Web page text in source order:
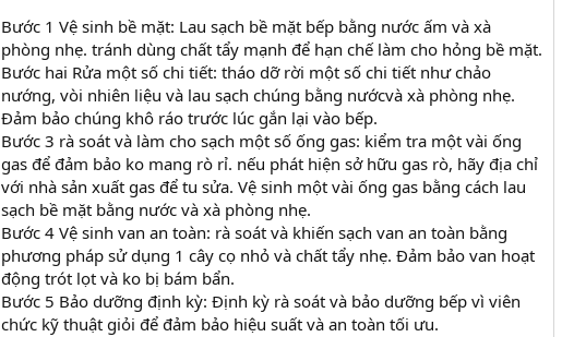
Bước 1 Vệ sinh bề mặt: Lau sạch bề mặt bếp bằng nước ấm và xà
phòng nhẹ. tránh dùng chất tẩy mạnh để hạn chế làm cho hỏng bề mặt.
Bước hai Rửa một số chi tiết: tháo dỡ rời một số chi tiết như chảo
nướng, vòi nhiên liệu và lau sạch chúng bằng nướcvà xà phòng nhẹ.
Đảm bảo chúng khô ráo trước lúc gắn lại vào bếp.
Bước 3 rà soát và làm cho sạch một số ống gas: kiểm tra một vài ống
gas để đảm bảo ko mang rò rỉ. nếu phát hiện sở hữu gas rò, hãy địa chỉ
với nhà sản xuất gas để tu sửa. Vệ sinh một vài ống gas bằng cách lau
sạch bề mặt bằng nước và xà phòng nhẹ.
Bước 4 Vệ sinh van an toàn: rà soát và khiến sạch van an toàn bằng
phương pháp sử dụng 1 cây cọ nhỏ và chất tẩy nhẹ. Đảm bảo van hoạt
động trót lọt và ko bị bám bẩn.
Bước 5 Bảo dưỡng định kỳ: Định kỳ rà soát và bảo dưỡng bếp vì viên
chức kỹ thuật giỏi để đảm bảo hiệu suất và an toàn tối ưu.